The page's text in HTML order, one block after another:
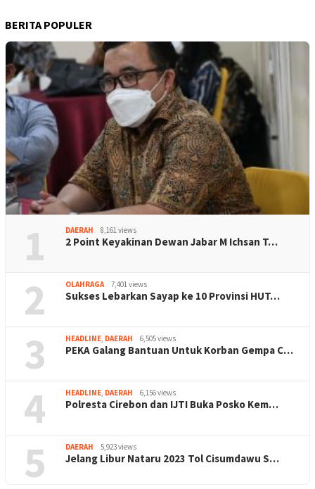
BERITA POPULER
1 DAERAH 8,161 views
2 Point Keyakinan Dewan Jabar M Ichsan T…
2 OLAHRAGA 7,401 views
Sukses Lebarkan Sayap ke 10 Provinsi HUT…
3 HEADLINE, DAERAH 6,505 views
PEKA Galang Bantuan Untuk Korban Gempa C…
4 HEADLINE, DAERAH 6,156 views
Polresta Cirebon dan IJTI Buka Posko Kem…
5 DAERAH 5,923 views
Jelang Libur Nataru 2023 Tol Cisumdawu S…